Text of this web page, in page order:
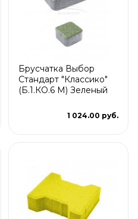
Брусчатка Выбор
Стандарт "Классико"
(Б.1.КО.6 М) Зеленый
1 024.00 руб.